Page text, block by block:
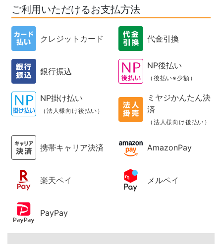
ご利用いただけるお支払方法
クレジットカード 代金引換
銀行振込
NP後払い
（後払い※少額）
NP掛け払い
（法人様向け後払い）
ミヤジかんたん決
済
（法人様向け後払い）
携帯キャリア決済 AmazonPay
楽天ペイ メルペイ
PayPay